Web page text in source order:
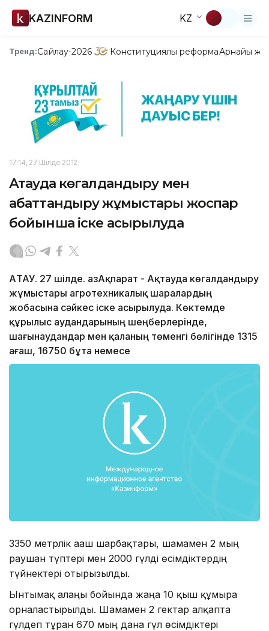
KAZINFORM KZ
Тренд:Сайлау-2026 Конституциялық реформаАрнайы
17:14, 27 Шілде 2012
Ақтауда көгалдандыру мен
абаттандыру жұмыстары жоспар
бойынша іске асырылуда
АҚТАУ. 27 шілде. ҚазАқпарат - Ақтауда көгалдандыру
жұмыстары агротехникалық шаралардың
жобасына сәйкес іске асырылуда. Көктемде
құрылыс аудандарының шеңберлерінде,
шағынаудандар мен қаланың төменгі бөлігінде 1315
ағаш, 16750 бұта немесе
3350 метрлік ағаш шарбақтары, шамамен 2 мың
раушан түптері мен 2000 гүлді өсімдіктердің
түйнектері отырғызылды.
Ынтымақ алаңы бойында жаңа 10 қыш құмыра
орналастырылды. Шамамен 2 гектар алқапта
гүлдеп тұрған 670 мың дана гүл өсімдіктері